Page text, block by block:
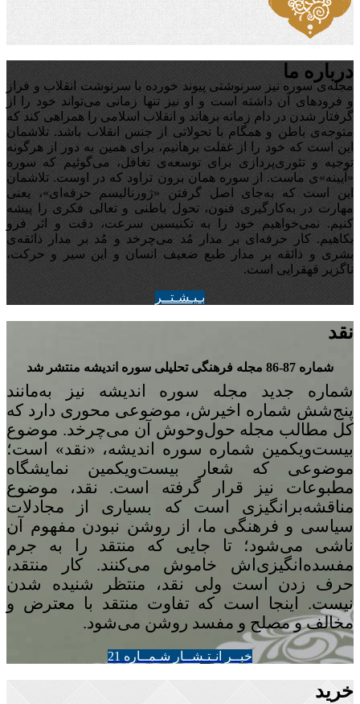
درباره ما
مجله‌ی سوره نیز سرنوشتی پیوند خورده با سرنوشت انقلاب و فراز
و فرودهای آن داشته است و او نیز تنها زمانی می‌تواند خود را از
گرفتار شدن در دام زمانه برهاند و انقلاب اسلامی را همراهی کند که
متوجه‌ی باطن و همگام با تحولاتی از جنس انقلاب باشد. تلاشمان
این است که خود را از غفلت برهانیم، برای همین به دور از هرگونه
توجیه‌ و تئوری‌پردازی برای توسعه‌ی تغافل،‌ می‌گوئیم که سوره
«آیینه‌»ی ماست. از سوره همان برون تراود که در اوست. تلاشمان
این است که به‌جای اصل گرفتن «ژورنالیسم حرفه‌ای»، یعنی
مهارت در به‌کارگیری فنون، تحول باطنی و تعالی فکری را پیشه
کنیم. نمی‌خواهیم خود را به تکنیسین سرعت، دقت و اثر فرو
بکاهیم. کار حرفه‌ای بر مدار مُد می‌چرخد و مُد بر مدار ذائقه‌ی
بشری و ذائقه بر مدار طبع ضعیف انسان و این سیر و حرکت،
ناگزیر قهقرایی است.
بـيـشـتــر
نقد
شماره 87-86 مجله‌ فرهنگی تحلیلی سوره‌ اندیشه منتشر شد
شماره‌ جدید مجله سوره اندیشه نیز به‌مانند
پنجشش شماره‌ اخیرش، موضوعی محوری دارد که
کل مطالب مجله حول‌وحوش آن می‌چرخد. موضوع
بیست‌ویکمین شماره‌ سوره‌ اندیشه، «نقد» است؛
موضوعی که شعار بیست‌ویکمین نمایشگاه
مطبوعات نیز قرار گرفته است. نقد، موضوع
مناقشه‌برانگیزی است که بسیاری از مجادلات
سیاسی و فرهنگی ما، از روشن نبودن مفهوم آن
ناشی می‌شود؛ تا جایی که منتقد را به جرم
مفسده‌انگیزی‌اش خاموش می‌کنند. کار منتقد،
حرف زدن است ولی نقد، منتظر شنیده شدن
نیست. اینجا است که تفاوت منتقد با معترض و
مخالف و مصلح و مفسد روشن می‌شود.
خبــر انـتـشــار شـمــاره 21
خرید